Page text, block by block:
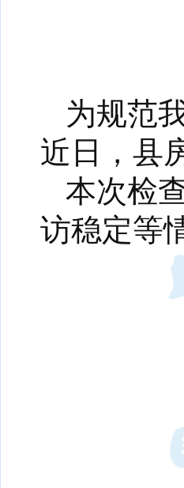
为规范
近日，县
本次检
访稳定等